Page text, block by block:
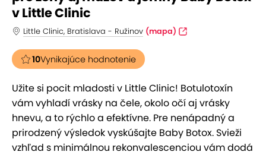
v Little Clinic
Little Clinic, Bratislava - Ružinov (mapa)
10Vynikajúce hodnotenie
Užite si pocit mladosti v Little Clinic! Botulotoxín
vám vyhladí vrásky na čele, okolo očí aj vrásky
hnevu, a to rýchlo a efektívne. Pre nenápadný a
prirodzený výsledok vyskúšajte Baby Botox. Svieži
vzhľad s minimálnou rekonvalescenciou vám dodá